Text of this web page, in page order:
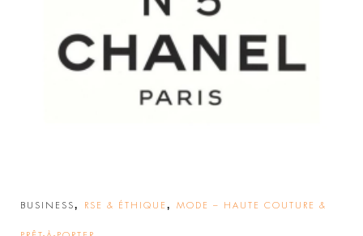
BUSINESS, RSE & ÉTHIQUE , MODE – HAUTE COUTURE &